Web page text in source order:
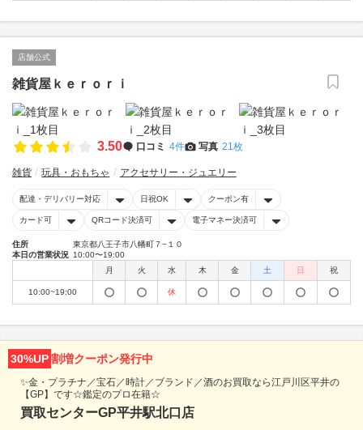
店舗公式
雑貨屋ｋｅｒｏｒｉ
3.50 口コミ 4件 写真 21枚
雑貨 玩具・おもちゃ アクセサリー・ジュエリー
配達・デリバリー対応 日祝OK クーポン有
カード可 QRコード決済可 電子マネー決済可
住所
東京都八王子市八幡町７−１０
本日の営業状況 10:00〜19:00
月
火 水 木 金 土 日 祝
10:00~19:00 休
30%UP割増クーポン発行中
✨金・プラチナ／宝石／時計／ブランド／酒のお買取なら江戸川区平井の
【GP】です☆鑑定のプロ在籍☆
買取センターGP平井駅北口店